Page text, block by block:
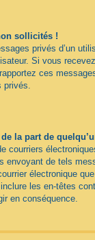
sollicités !
privés d’un
Si vous
ces
la part de
courriers
envoyant de tels
électronique
les en-têtes
en conséquence.